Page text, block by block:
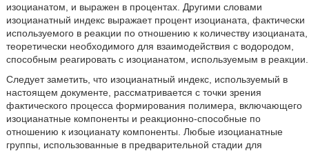
изоцианатом, и выражен в процентах. Другими словами
изоцианатный индекс выражает процент изоцианата, фактически
используемого в реакции по отношению к количеству изоцианата,
теоретически необходимого для взаимодействия с водородом,
способным реагировать с изоцианатом, используемым в реакции.
Следует заметить, что изоцианатный индекс, используемый в
настоящем документе, рассматривается с точки зрения
фактического процесса формирования полимера, включающего
изоцианатные компоненты и реакционно-способные по
отношению к изоцианату компоненты. Любые изоцианатные
группы, использованные в предварительной стадии для